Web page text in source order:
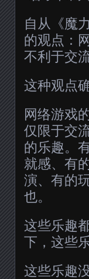
自从《魔
的观点：
不利于交
这种观点
网络游戏
仅限于交
的乐趣。
就感、有
演、有的
也。
这些乐趣
下，这些
这些乐趣